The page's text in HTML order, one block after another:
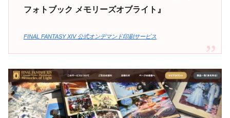
フォトブック メモリーズオブライト』
FINAL FANTASY XIV 公式オンデマンド印刷サービス